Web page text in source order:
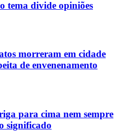
tema divide opiniões
morreram em cidade
de envenenamento
para cima nem sempre
significado